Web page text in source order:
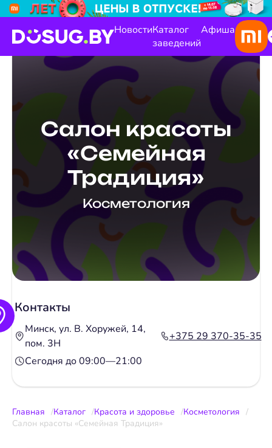
НовостиКаталог
заведений
Афиша
Салон красоты
«Семейная
Традиция»
Косметология
Контакты
Минск, ул. В. Хоружей, 14,
пом. 3Н
+375 29 370-35-35
Сегодня до 09:00—21:00
Главная Каталог Красота и здоровье
Косметология
Салон красоты «Семейная Традиция»